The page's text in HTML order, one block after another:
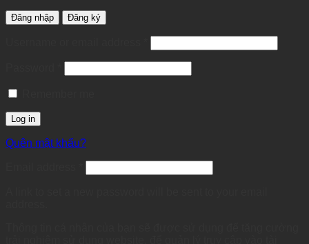
Đăng nhập Đăng ký
Log in
Quên mật khẩu?